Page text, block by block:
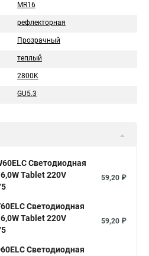
MR16
рефлекторная
Прозрачный
теплый
2800K
GU5.3
Светодиодная
Tablet 220V
59,20 ₽
Светодиодная
Tablet 220V
59,20 ₽
Светодиодная